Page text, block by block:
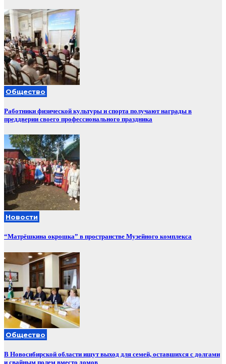
Общество
Работники физической культуры и спорта получают награды в
преддверии своего профессионального праздника
Новости
“Матрёшкина окрошка” в пространстве Музейного комплекса
Общество
В Новосибирской области ищут выход для семей, оставшихся с долгами
и свайным полем вместо домов